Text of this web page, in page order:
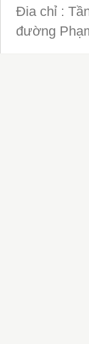
Đia chỉ :
đường